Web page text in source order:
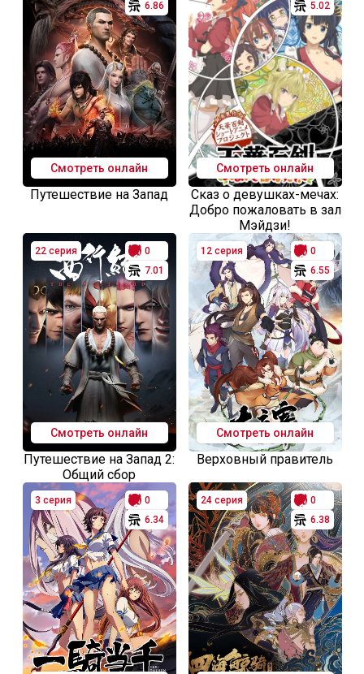
6.86
Смотреть онлайн
Путешествие на Запад
5.02
Смотреть онлайн
Сказ о девушках-мечах:
Добро пожаловать в зал
Мэйдзи!
22 серия
0
7.01
Смотреть онлайн
Путешествие на Запад 2:
Общий сбор
12 серия
0
6.55
Смотреть онлайн
Верховный правитель
3 серия
0
6.34
24 серия
0
6.38